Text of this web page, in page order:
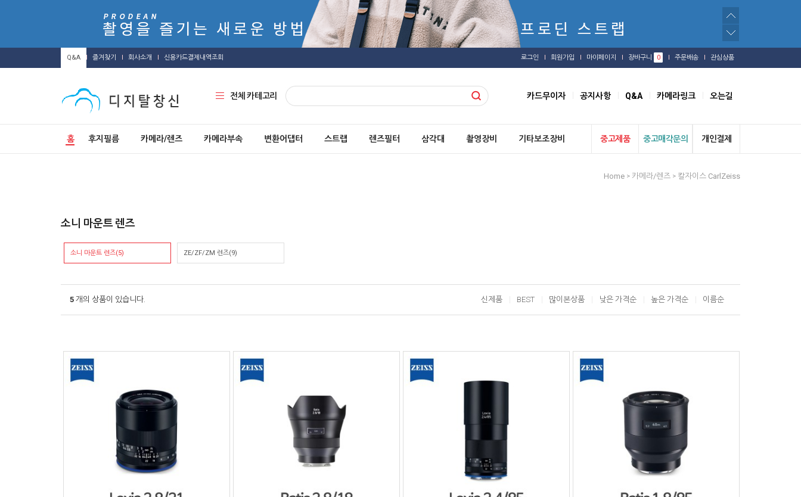
Q&A 즐겨찾기 회사소개 신용카드결제내역조회 로그인 회원가입 마이페이지 장바구니 0 주문배송 관심상품
전체 카테고리 카드무이자 공지사항 Q&A 카메라링크 오는길
홈 후지필름 카메라/렌즈 카메라부속 변환어댑터 스트랩 렌즈필터 삼각대 촬영장비 기타보조장비 중고제품 중고매각문의 개인결제
Home > 카메라/렌즈 > 칼자이스 CarlZeiss
소니 마운트 렌즈
소니 마운트 렌즈(5) ZE/ZF/ZM 렌즈(9)
5 개의 상품이 있습니다. 신제품 BEST 많이본상품 낮은 가격순 높은 가격순 이름순